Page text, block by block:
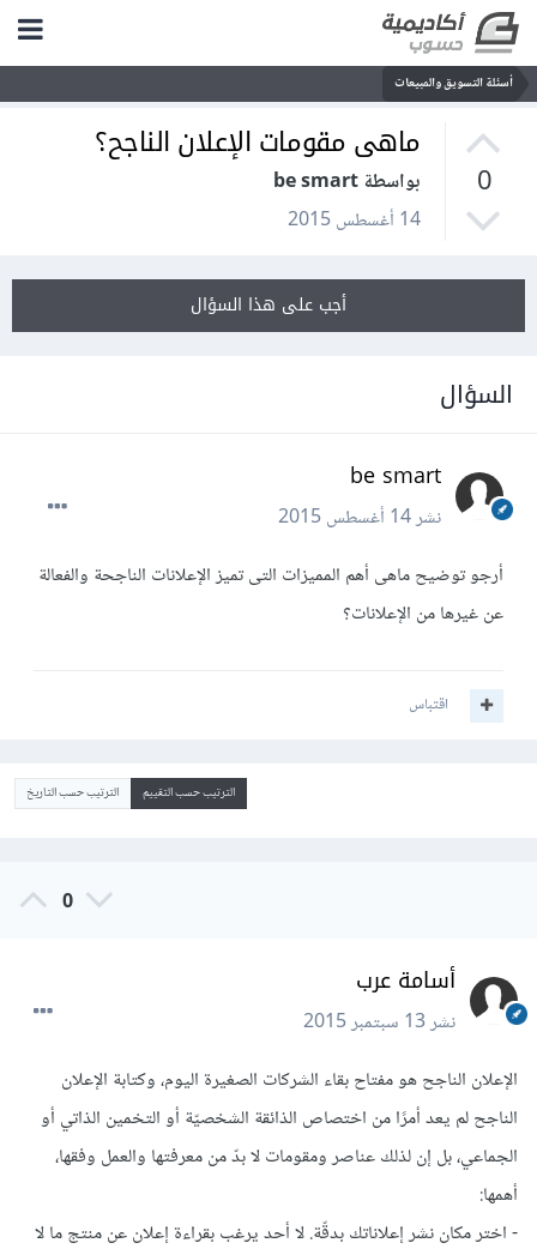
أسئلة التسويق والمبيعات
0
ماهى مقومات الإعلان الناجح؟
بواسطة be smart
14 أغسطس 2015
أجب على هذا السؤال
السؤال
be smart
نشر14 أغسطس 2015
أرجو توضيح ماهى أهم المميزات التى تميز الإعلانات الناجحة والفعالة
عن غيرها من الإعلانات؟
اقتباس
الترتيب حسب التقييم الترتيب حسب التاريخ
0
أسامة عرب
نشر13 سبتمبر 2015
الإعلان الناجح هو مفتاح بقاء الشركات الصغيرة اليوم، وكتابة الإعلان
الناجح لم يعد أمرًا من اختصاص الذائقة الشخصيّة أو التخمين الذاتي أو
الجماعي، بل إن لذلك عناصر ومقومات لا بدّ من معرفتها والعمل وفقها،
أهمها:
- اختر مكان نشر إعلاناتك بدقّة. لا أحد يرغب بقراءة إعلان عن منتج ما لا